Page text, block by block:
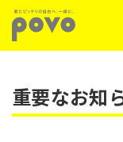
重要なお知